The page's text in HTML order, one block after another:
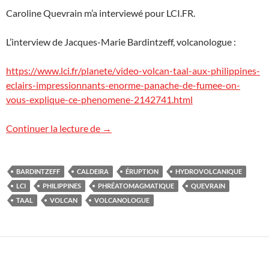
Caroline Quevrain m’a interviewé pour LCI.FR.
L’interview de Jacques-Marie Bardintzeff, volcanologue :
https://www.lci.fr/planete/video-volcan-taal-aux-philippines-
eclairs-impressionnants-enorme-panache-de-fumee-on-
vous-explique-ce-phenomene-2142741.html
Continuer la lecture de Le volcan Taal, Philippines, sur LCI.FR
→
BARDINTZEFF CALDEIRA ÉRUPTION
HYDROVOLCANIQUE
LCI
PHILIPPINES PHRÉATOMAGMATIQUE
QUEVRAIN
TAAL
VOLCAN VOLCANOLOGUE